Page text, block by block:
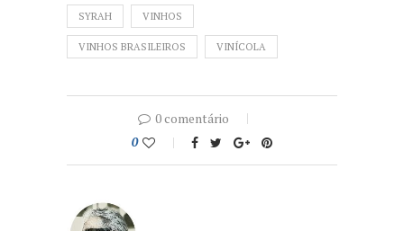
SYRAH VINHOS
VINHOS BRASILEIROS VINÍCOLA
0 comentário
0